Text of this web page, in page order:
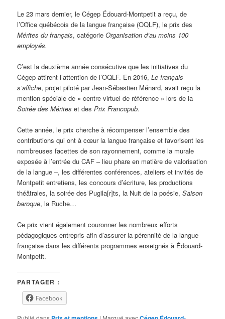
Le 23 mars dernier, le Cégep Édouard-Montpetit a reçu, de
l’Office québécois de la langue française (OQLF), le prix des
Mérites du français, catégorie Organisation d’au moins 100
employés.
C’est la deuxième année consécutive que les initiatives du
Cégep attirent l’attention de l’OQLF. En 2016,Le français
s’affiche, projet piloté par Jean-Sébastien Ménard, avait reçu la
mention spéciale de « centre virtuel de référence » lors de la
Soirée des Mériteset desPrix Francopub.
Cette année, le prix cherche à récompenser l’ensemble des
contributions qui ont à cœur la langue française et favorisent les
nombreuses facettes de son rayonnement, comme la murale
exposée à l’entrée du CAF – lieu phare en matière de valorisation
de la langue –, les différentes conférences, ateliers et invités de
Montpetit entretiens, les concours d’écriture, les productions
théâtrales, la soirée des Pugila[r]ts, la Nuit de la poésie,Saison
baroque, la Ruche…
Ce prix vient également couronner les nombreux efforts
pédagogiques entrepris afin d’assurer la pérennité de la langue
française dans les différents programmes enseignés à Édouard-
Montpetit.
PARTAGER :
Facebook